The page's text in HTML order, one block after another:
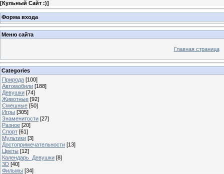
[Кульный Сайт :)]
Форма входа
Меню сайта
Главная страница
Categories
Природа [100]
Автомобили [188]
Девушки [74]
Животные [92]
Смешные [50]
Игры [305]
Знаменитости [27]
Разное [20]
Спорт [61]
Мультики [3]
Достопримечательности [13]
Цветы [12]
Календарь_Девушки [8]
3D [40]
Фильмы [34]